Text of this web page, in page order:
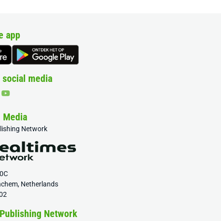
app
media
Media
Network
Netherlands
Network